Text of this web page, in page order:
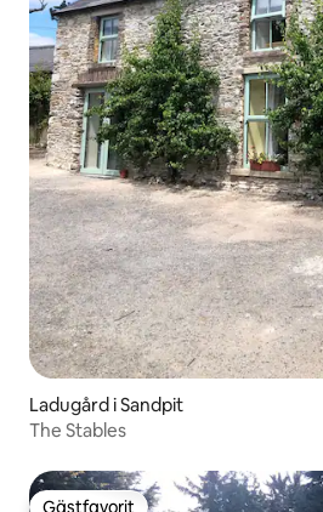
Ladugård i Sandpit
The Stables
Gästfavorit